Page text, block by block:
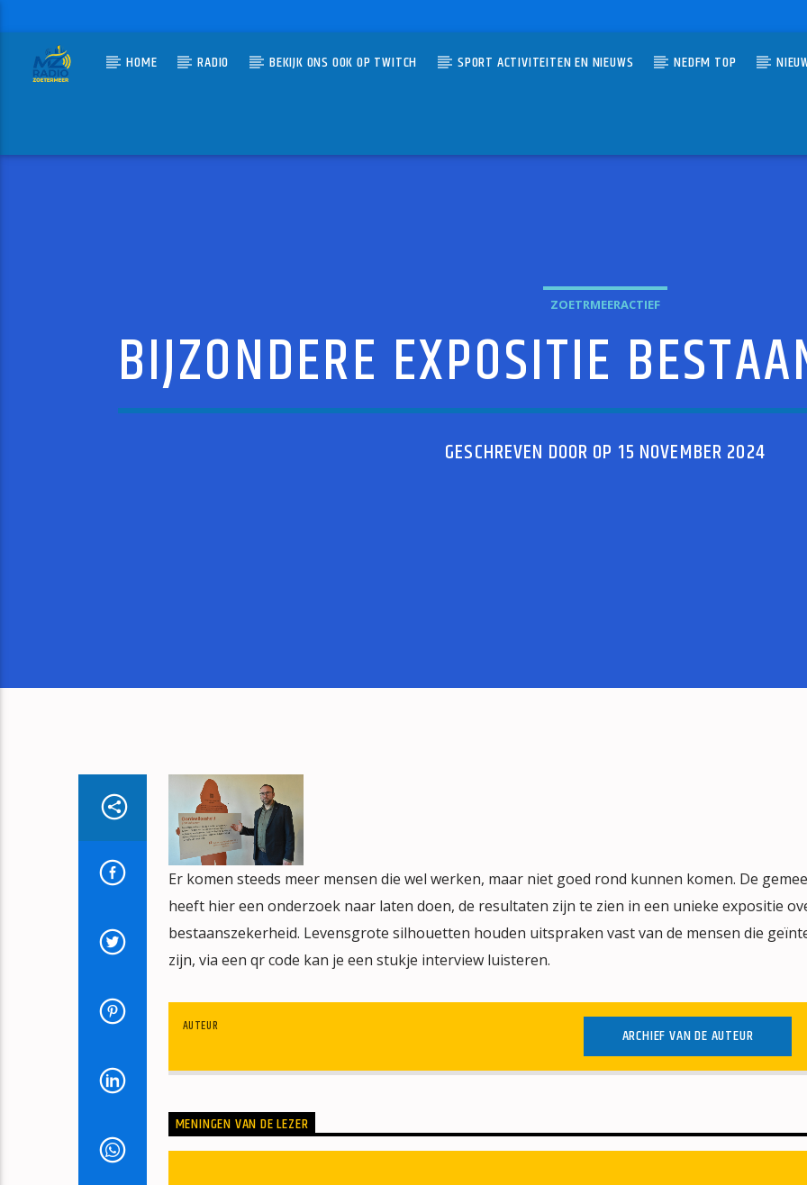
HOME RADIO BEKIJK ONS OOK OP TWITCH SPORT ACTIVITEITEN EN NIEUWS NEDFM TOP
ZOETRMEERACTIEF
BIJZONDERE EXPOSITIE
GESCHREVEN DOOR OP 15 NOVEMBER 2024
Er komen steeds meer mensen die wel werken, maar niet goed rond kunnen komen. De
heeft hier een onderzoek naar laten doen, de resultaten zijn te zien in een unieke expositie
bestaanszekerheid. Levensgrote silhouetten houden uitspraken vast van de mensen die
zijn, via een qr code kan je een stukje interview luisteren.
AUTEUR ARCHIEF VAN DE AUTEUR
MENINGEN VAN DE LEZER